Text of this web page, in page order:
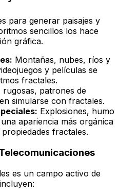
para generar paisajes y
sencillos los hace
gráfica.
Montañas, nubes, ríos y
y películas se
fractales.
rugosas, patrones de
simularse con fractales.
Explosiones, humo
apariencia más orgánica
fractales.
es un campo activo de